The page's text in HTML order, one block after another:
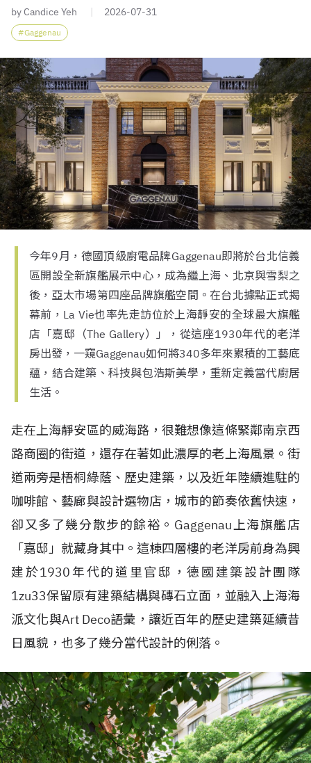
by Candice Yeh 2026-07-31
Gaggenau
今年9月，德國頂級廚電品牌Gaggenau即將於台北信義
區開設全新旗艦展示中心，成為繼上海、北京與雪梨之
後，亞太市場第四座品牌旗艦空間。在台北據點正式揭
幕前，La Vie也率先走訪位於上海靜安的全球最大旗艦
店「嘉邸（The Gallery）」，從這座1930年代的老洋
房出發，一窺Gaggenau如何將340多年來累積的工藝底
蘊，結合建築、科技與包浩斯美學，重新定義當代廚居
生活。
走在上海靜安區的威海路，很難想像這條緊鄰南京西
路商圈的街道，還存在著如此濃厚的老上海風景。街
道兩旁是梧桐綠蔭、歷史建築，以及近年陸續進駐的
咖啡館、藝廊與設計選物店，城市的節奏依舊快速，
卻又多了幾分散步的餘裕。Gaggenau上海旗艦店
「嘉邸」就藏身其中。這棟四層樓的老洋房前身為興
建於1930年代的道里官邸，德國建築設計團隊
1zu33保留原有建築結構與磚石立面，並融入上海海
派文化與Art Deco語彙，讓近百年的歷史建築延續昔
日風貌，也多了幾分當代設計的俐落。